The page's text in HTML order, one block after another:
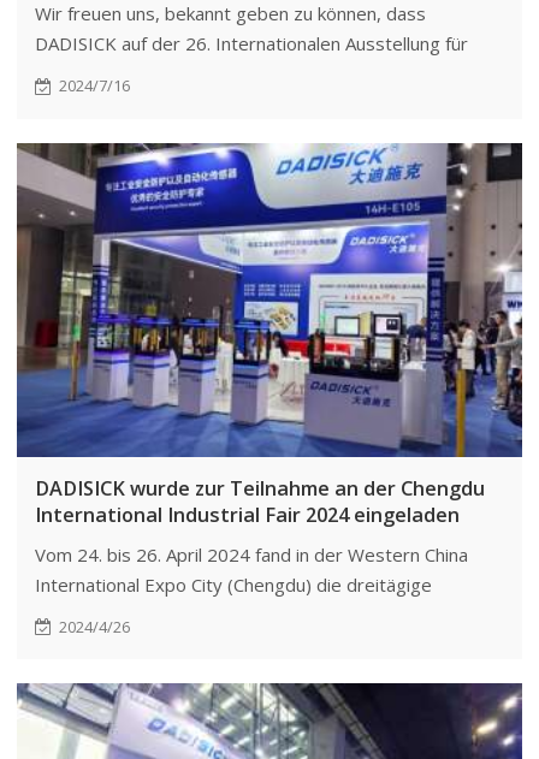
in China (Qingdao) teil
Wir freuen uns, bekannt geben zu können, dass
DADISICK auf der 26. Internationalen Ausstellung für
industrielle Automatisierungstechnologie und -
2024/7/16
DADISICK wurde zur Teilnahme an der Chengdu
International Industrial Fair 2024 eingeladen
Vom 24. bis 26. April 2024 fand in der Western China
International Expo City (Chengdu) die dreitägige
Chengdu International Industrial Fair (CDIIF) statt.
2024/4/26